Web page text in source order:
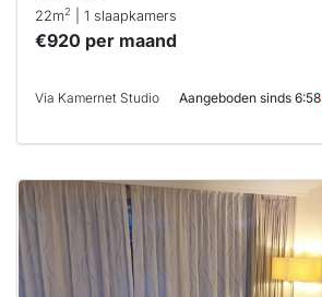
22m2 | 1 slaapkamers
€920 per maand
Via Kamernet Studio Aangeboden sinds 6:58
Deze woning
waarschijnlijk
al verhuurd
Om kans te
maken moet je